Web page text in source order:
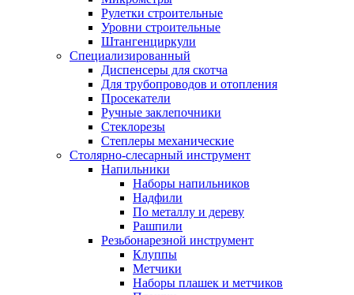
Рулетки строительные
Уровни строительные
Штангенциркули
Специализированный
Диспенсеры для скотча
Для трубопроводов и отопления
Просекатели
Ручные заклепочники
Стеклорезы
Степлеры механические
Столярно-слесарный инструмент
Напильники
Наборы напильников
Надфили
По металлу и дереву
Рашпили
Резьбонарезной инструмент
Клуппы
Метчики
Наборы плашек и метчиков